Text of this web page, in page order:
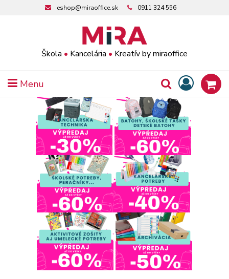
Škola • Kancelária • Kreatív by miraoffice
eshop@miraoffice.sk 0911 324 556
Menu